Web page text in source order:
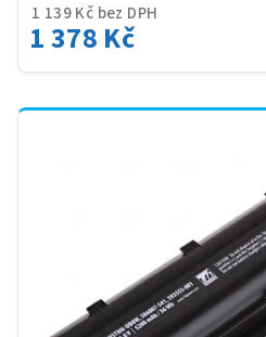
1 139 Kč bez DPH
1 378 Kč